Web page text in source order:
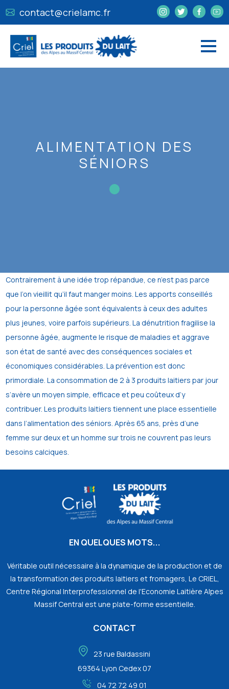
contact@crielamc.fr
ALIMENTATION DES
SÉNIORS
Contrairement à une idée trop répandue, ce n’est pas parce
que l’on vieillit qu’il faut manger moins. Les apports conseillés
pour la personne âgée sont équivalents à ceux des adultes
plus jeunes, voire parfois supérieurs. La dénutrition fragilise la
personne âgée, augmente le risque de maladies et aggrave
son état de santé avec des conséquences sociales et
économiques considérables. La prévention est donc
primordiale. La consommation de 2 à 3 produits laitiers par jour
s’avère un moyen simple, efficace et peu coûteux d’y
contribuer. Les produits laitiers tiennent une place essentielle
dans l’alimentation des séniors. Après 65 ans, près d’une
femme sur deux et un homme sur trois ne couvrent pas leurs
besoins calciques.
EN QUELQUES MOTS...
Véritable outil nécessaire à la dynamique de la production et de
la transformation des produits laitiers et fromagers, Le CRIEL,
Centre Régional Interprofessionnel de l'Economie Laitière Alpes
Massif Central est une plate-forme essentielle.
CONTACT
23 rue Baldassini
69364 Lyon Cedex 07
04 72 72 49 01